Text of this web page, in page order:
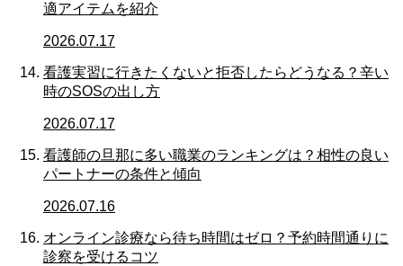
適アイテムを紹介
2026.07.17
看護実習に行きたくないと拒否したらどうなる？辛い
時のSOSの出し方
2026.07.17
看護師の旦那に多い職業のランキングは？相性の良い
パートナーの条件と傾向
2026.07.16
オンライン診療なら待ち時間はゼロ？予約時間通りに
診察を受けるコツ